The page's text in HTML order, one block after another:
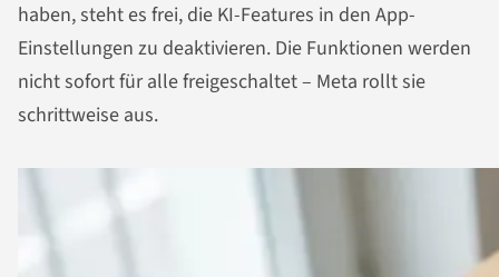
haben, steht es frei, die KI-Features in den App-
Einstellungen zu deaktivieren. Die Funktionen werden
nicht sofort für alle freigeschaltet – Meta rollt sie
schrittweise aus.